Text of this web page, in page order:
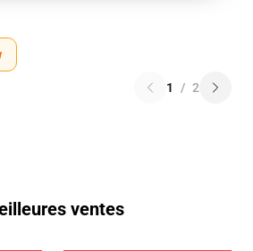
1 / 2
ventes